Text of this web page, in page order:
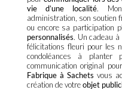
vie d’une localité.
administration, son soutien
ou encore sa participation
personnalisés. Un cadeau
félicitations fleuri pour les
condoléances à
communication original
Fabrique à Sachets vous
création de votreobjet